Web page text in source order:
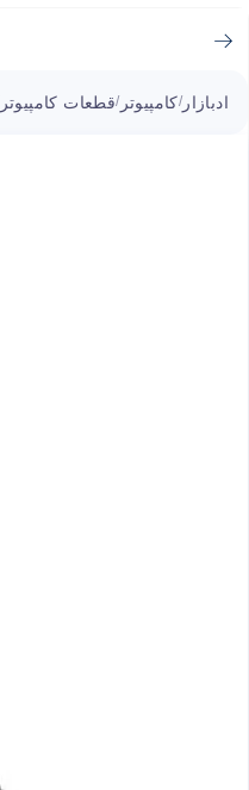
ادبازار /کامپیوتر /قطعات کامپیوتر